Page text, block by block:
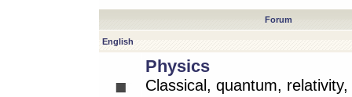
Forum
English
Physics
Classical, quantum,